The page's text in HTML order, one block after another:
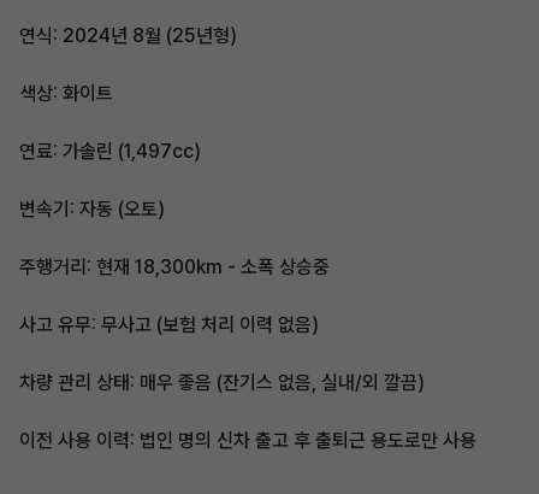
연식: 2024년 8월 (25년형)
색상: 화이트
연료: 가솔린 (1,497cc)
변속기: 자동 (오토)
주행거리: 현재 18,300km - 소폭 상승중
사고 유무: 무사고 (보험 처리 이력 없음)
차량 관리 상태: 매우 좋음 (잔기스 없음, 실내/외 깔끔)
이전 사용 이력: 법인 명의 신차 출고 후 출퇴근 용도로만 사용